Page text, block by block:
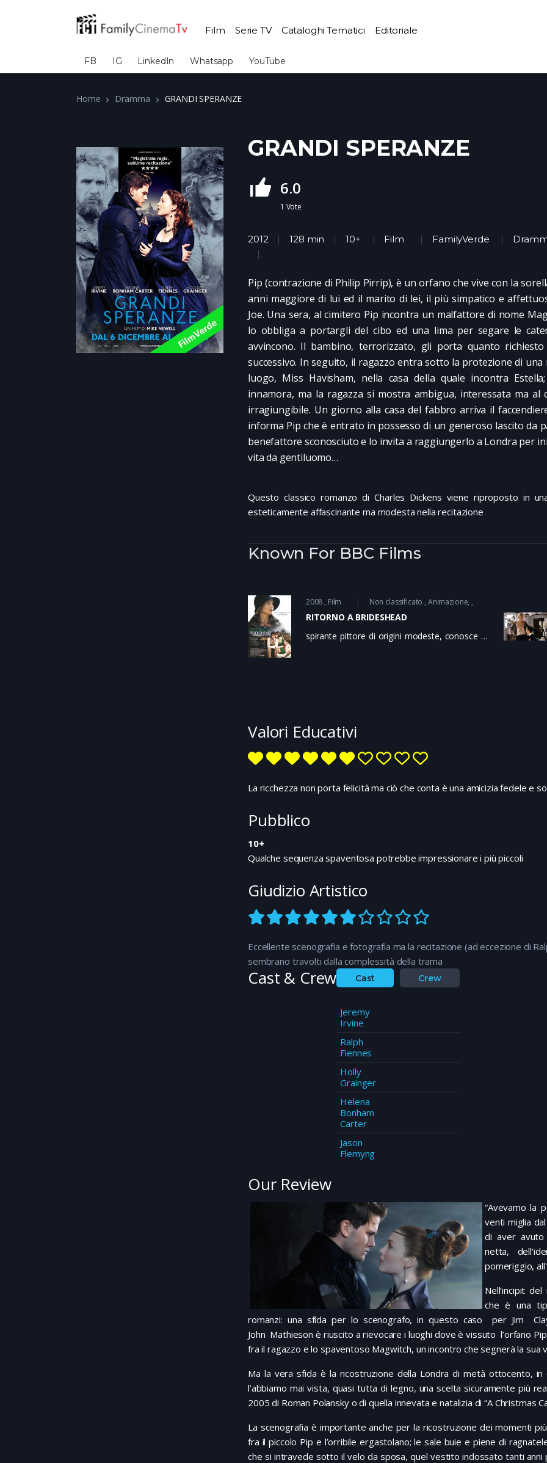
Film Serie TV Cataloghi Tematici Editoriale
FB IG LinkedIn Whatsapp YouTube
Home Dramma GRANDI SPERANZE
GRANDI SPERANZE
6.0
1 Vote
2012 128 min 10+ Film FamilyVerde
Pip (contrazione di Philip Pirrip), è un orfano che vive con la
anni maggiore di lui ed il marito di lei, il più simpatico e
Joe. Una sera, al cimitero Pip incontra un malfattore di nome
lo obbliga a portargli del cibo ed una lima per segare le
avvincono. Il bambino, terrorizzato, gli porta quanto
successivo. In seguito, il ragazzo entra sotto la protezione di una
luogo, Miss Havisham, nella casa della quale incontra
innamora, ma la ragazza si mostra ambigua, interessata ma al
irragiungibile. Un giorno alla casa del fabbro arriva il
informa Pip che è entrato in possesso di un generoso lascito da
benefattore sconosciuto e lo invita a raggiungerlo a Londra per
vita da gentiluomo…
Questo classico romanzo di Charles Dickens viene riproposto in
esteticamente affascinante ma modesta nella recitazione
Known For BBC Films
2008 Film Non classificato Animazione
RITORNO A BRIDESHEAD
spirante pittore di origini modeste, conosce ad
di Brideshead, dove Charles conosce il resto
della famiglia: la religiosa Lady Marchmain, che
ha un controllo assoluto sulle vite dei figli, e
soprattutto Julia, la sorella di Sebastian, di cui
loro educazione religiosa e l’influenza materna
ai giovani Flyte che a Charles…
Valori Educativi
La ricchezza non porta felicità ma ciò che conta è una amicizia fedele e
Pubblico
10+
Qualche sequenza spaventosa potrebbe impressionare i più piccoli
Giudizio Artistico
Eccellente scenografia e fotografia ma la recitazione (ad eccezione di
sembrano travolti dalla complessità della trama
Cast & Crew Cast Crew
Jeremy
Irvine
Ralph
Fiennes
Holly
Grainger
Helena
Bonham
Carter
Jason
Flemyng
Our Review
“Avevamo la
venti miglia
di aver avuto
netta,
pomeriggio,
Nell’incipit
che è una
romanzi: una sfida per lo scenografo, in questo caso per Jim
John Mathieson è riuscito a rievocare i luoghi dove è vissuto l’orfano
fra il ragazzo e lo spaventoso Magwitch, un incontro che segnerà la sua
Ma la vera sfida è la ricostruzione della Londra di metà ottocento,
l’abbiamo mai vista, quasi tutta di legno, una scelta sicuramente più
2005 di Roman Polansky o di quella innevata e natalizia di “A Christmas
La scenografia è importante anche per la ricostruzione dei momenti
fra il piccolo Pip e l’orribile ergastolano; le sale buie e piene di
che si intravede sotto il velo da sposa, quel vestito indossato tanti anni